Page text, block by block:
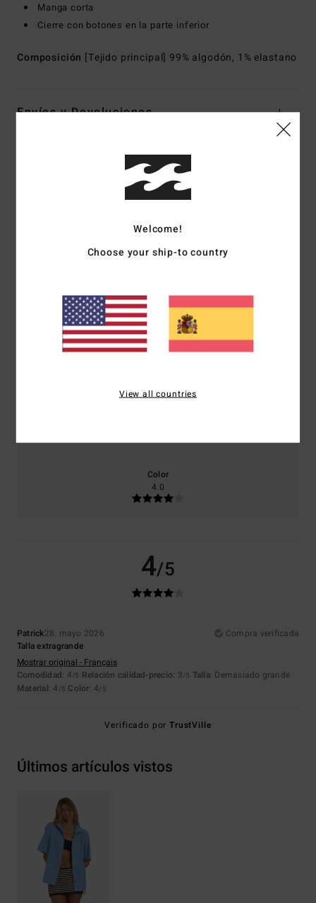
Manga corta
Cierre con botones en la parte inferior
Composición [Tejido principal] 99% algodón, 1% elastano
Envíos y Devoluciones
Reseñas de los clientes
Puntuación media
4.0/5
basado en1 reseñas verificadas
El 0% de nuestros clientes recomiendan este producto
Comodidad
Relación calidad-precio
Color
4.0
4/5
Patrick28. mayo 2026
Compra verificada
Talla extragrande
Mostrar original - Français
Comodidad: 4/5 Relación calidad-precio: 3/5 Talla: Demasiado grande
Material: 4 /5 Color: 4/5
Verificado porTrustVille
Últimos artículos vistos
Welcome!
Choose your ship-to country
View all countries